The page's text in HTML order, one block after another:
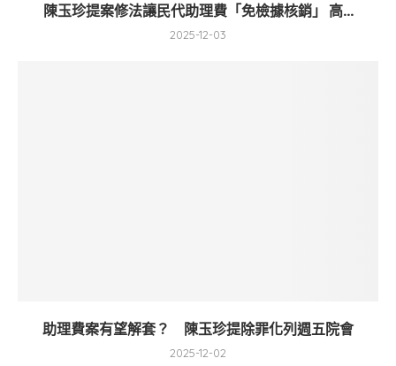
陳玉珍提案修法讓民代助理費「免檢據核銷」 高...
2025-12-03
助理費案有望解套？ 陳玉珍提除罪化列週五院會
2025-12-02